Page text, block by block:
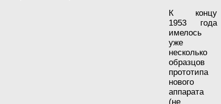
К концу
1953 года
имелось
уже
несколько
образцов
прототипа
нового
аппарата
(не